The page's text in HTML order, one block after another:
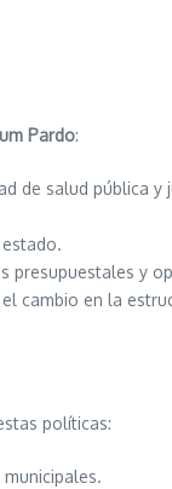
Pardo:
de salud pública
y
cambio en la
políticas: